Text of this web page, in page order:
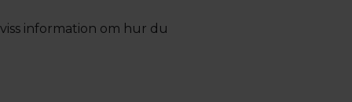
information om hur du